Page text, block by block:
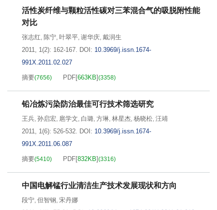
活性炭纤维与颗粒活性碳对三苯混合气的吸脱附性能
对比
张志红, 陈宁, 叶翠平, 谢华庆, 戴润生
2011, 1(2): 162-167. DOI: 10.3969/j.issn.1674-
991X.2011.02.027
摘要(7656) PDF[663KB](3358)
铅冶炼污染防治最佳可行技术筛选研究
王兵, 孙启宏, 扈学文, 白璐, 方琳, 林星杰, 杨晓松, 汪靖
2011, 1(6): 526-532. DOI: 10.3969/j.issn.1674-
991X.2011.06.087
摘要(5410) PDF[832KB](3316)
中国电解锰行业清洁生产技术发展现状和方向
段宁, 但智钢, 宋丹娜